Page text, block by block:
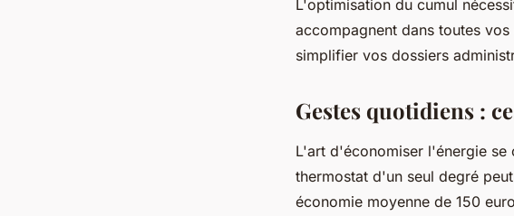
L'optimisation du cumul
accompagnent dans toutes
simplifier vos dossiers
Gestes quotidiens :
L'art d'économiser l'énergie se
thermostat d'un seul degré
économie moyenne de 150